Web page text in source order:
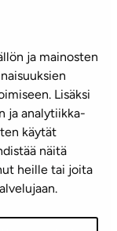
ja mainosten
Lisäksi
ja analytiikka-
käytät
näitä
heille tai joita